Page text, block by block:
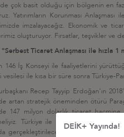
çok basit olduğu için bölgenin en fazla
Yatırımların Korunması
imzalayacağız. Ekonomik ve
oluşturuyor. Fırsatlar, teşvikler ve
"Serbest Ticaret Anlaşması ile
146 İş Konseyi ile faaliyetlerini
vesilesi ile kısa bir süre sonra Türkiye-
Recep Tayyip Erdoğan'ın
artan stratejik öneminden ötürü
147 milyon dolarlık ticaret
Türkiye ile Paraguay arasında
gerçekleştirilecek yakın iş birliğiyle
DEİK+ Yayında!